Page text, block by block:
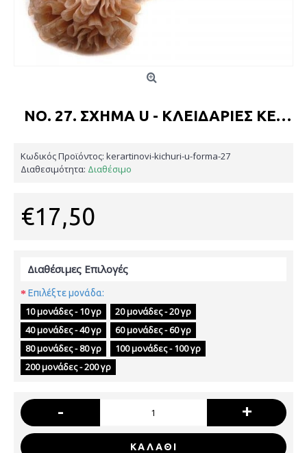
ΝΟ. 27. ΣΧΉΜΑ U - ΚΛΕΙΔΑΡΙΈΣ ΚΕΡΑΤΊΝΗΣ
Κωδικός Προϊόντος: kerartinovi-kichuri-u-forma-27
Διαθεσιμότητα: Διαθέσιμο
€17,50
Διαθέσιμες Επιλογές
Επιλέξτε μονάδα:
10 μονάδες - 10 γρ
20 μονάδες - 20 γρ
40 μονάδες - 40 γρ
60 μονάδες - 60 γρ
80 μονάδες - 80 γρ
100 μονάδες - 100 γρ
200 μονάδες - 200 γρ
- +
ΚΑΛΆΘΙ